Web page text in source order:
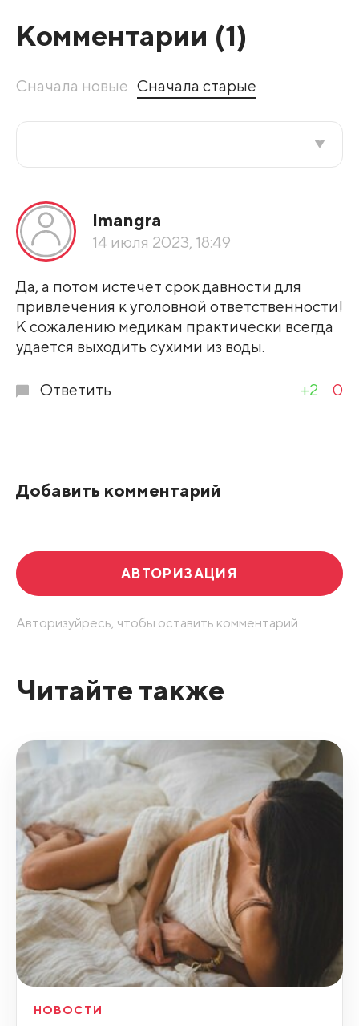
Комментарии (1)
Сначала новые Сначала старые
По рейтингу
Развернуть все
Imangra
14 июля 2023, 18:49
Да, а потом истечет срок давности для
привлечения к уголовной ответственности!
К сожалению медикам практически всегда
удается выходить сухими из воды.
Ответить +2 0
Добавить комментарий
АВТОРИЗАЦИЯ
Авторизуйресь, чтобы оставить комментарий.
Читайте также
НОВОСТИ